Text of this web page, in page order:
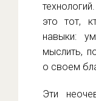
это тот,
навыки:
мыслить,
о своем
Эти